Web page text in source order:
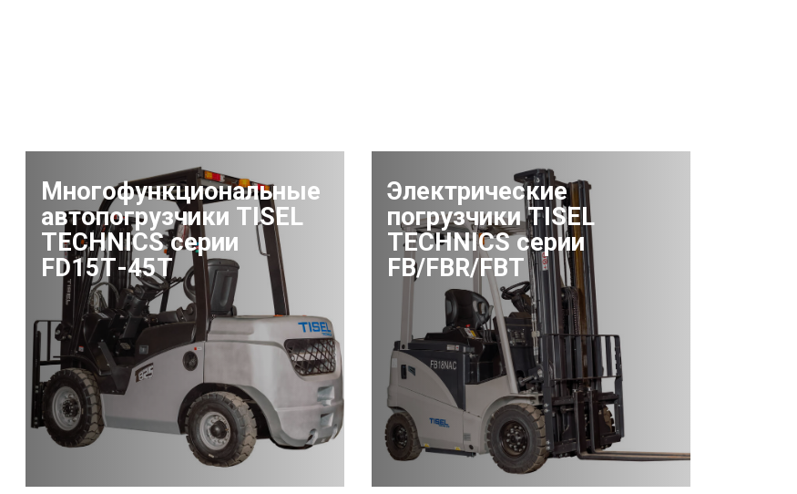
Многофункциональные
автопогрузчики TISEL
TECHNICS серии
FD15Т-45Т
Электрические
погрузчики TISEL
TECHNICS серии
FB/FBR/FBT